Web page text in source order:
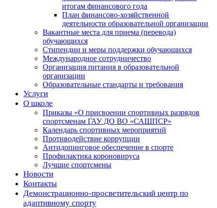
итогам финансового года
План финансово-хозяйственной
деятельности образовательной организации
Вакантные места для приема (перевода)
обучающихся
Стипендии и меры поддержки обучающихся
Международное сотрудничество
Организация питания в образовательной
организации
Образовательные стандарты и требования
Услуги
О школе
Приказы «О присвоении спортивных разрядов
спортсменам ГАУ ДО ВО «САШПСР»
Календарь спортивных мероприятий
Противодействие коррупции
Антидопинговое обеспечение в спорте
Профилактика короновируса
Лучшие спортсмены
Новости
Контакты
Демонстрационно-просветительский центр по
адаптивному спорту